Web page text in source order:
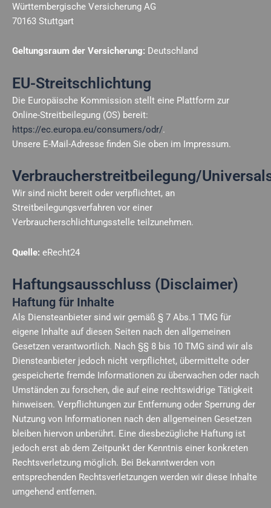
Württembergische Versicherung AG
70163 Stuttgart
Geltungsraum der Versicherung: Deutschland
EU-Streitschlichtung
Die Europäische Kommission stellt eine Plattform zur
Online-Streitbeilegung (OS) bereit:
https://ec.europa.eu/consumers/odr/.
Unsere E-Mail-Adresse finden Sie oben im Impressum.
Verbraucherstreitbeilegung/
Wir sind nicht bereit oder verpflichtet, an
Streitbeilegungsverfahren vor einer
Verbraucherschlichtungsstelle teilzunehmen.
Quelle: eRecht24
Haftungsausschluss (Disclaimer)
Haftung für Inhalte
Als Diensteanbieter sind wir gemäß § 7 Abs.1 TMG für
eigene Inhalte auf diesen Seiten nach den allgemeinen
Gesetzen verantwortlich. Nach §§ 8 bis 10 TMG sind wir als
Diensteanbieter jedoch nicht verpflichtet, übermittelte oder
gespeicherte fremde Informationen zu überwachen oder nach
Umständen zu forschen, die auf eine rechtswidrige Tätigkeit
hinweisen. Verpflichtungen zur Entfernung oder Sperrung der
Nutzung von Informationen nach den allgemeinen Gesetzen
bleiben hiervon unberührt. Eine diesbezügliche Haftung ist
jedoch erst ab dem Zeitpunkt der Kenntnis einer konkreten
Rechtsverletzung möglich. Bei Bekanntwerden von
entsprechenden Rechtsverletzungen werden wir diese Inhalte
umgehend entfernen.